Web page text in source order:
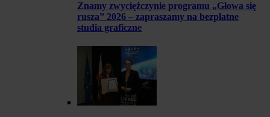
Znamy zwyciężczynie programu „Głowa się
rusza” 2026 – zapraszamy na bezpłatne
studia graficzne